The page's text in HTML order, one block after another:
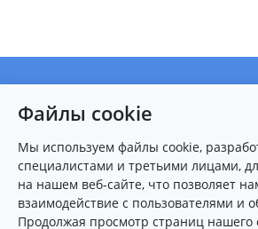
О центре
Новости
Пациентам
Карта сайта
Контакты
Файлы cookie
Мы используем файлы cookie,
специалистами и третьими лицами,
на нашем веб-сайте, что позволяет
взаимодействие с пользователями и
Продолжая просмотр страниц нашего